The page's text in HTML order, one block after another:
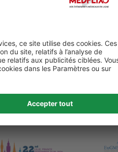
22E CONGRÈS INTERNATIONAL DE
L'UNION EUROPÉENNE DE GÉRIATRIE